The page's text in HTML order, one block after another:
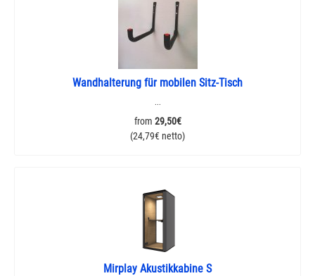
Wandhalterung für mobilen Sitz-Tisch
...
from 29,50€
(24,79€ netto)
Mirplay Akustikkabine S